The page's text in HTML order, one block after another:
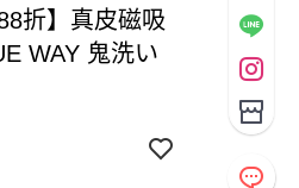
折】真皮磁吸
WAY 鬼洗い